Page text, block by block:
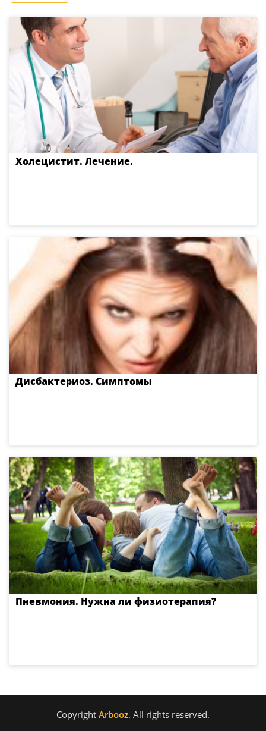
Холецистит. Лечение.
Дисбактериоз. Симптомы
Пневмония. Нужна ли физиотерапия?
Copyright Arbooz. All rights reserved.